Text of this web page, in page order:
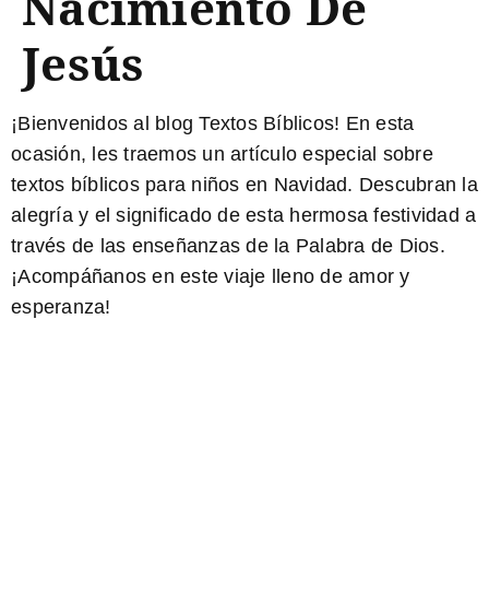
Jesús
¡Bienvenidos al blog Textos Bíblicos! En esta
ocasión, les traemos un artículo especial sobre
textos bíblicos para niños en Navidad. Descubran la
alegría y el significado de esta hermosa festividad a
través de las enseñanzas de la Palabra de Dios.
¡Acompáñanos en este viaje lleno de amor y
esperanza!